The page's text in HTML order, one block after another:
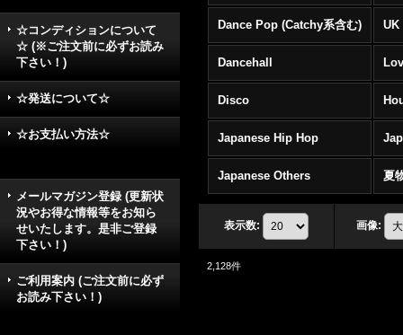
☆コンディションについて
☆ (※ご注文前に必ずお読み
下さい！)
☆発送について☆
☆お支払い方法☆
メールマガジン登録 (更新状
況やお得な情報等をお知ら
せいたします。是非ご登録
下さい！)
ご利用案内 (ご注文前に必ず
お読み下さい！)
Dance Pop (Catchy系含む) UK
Dancehall
Disco
Japanese Hip Hop
Japanese Others 夏
表示数: 画像:
2,128件